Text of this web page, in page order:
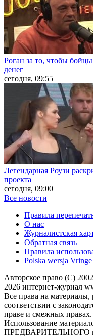
Роган за то, чтобы
денег
сегодня, 09:55
Легендарная Роузи
проекта
сегодня, 09:00
Все новости
Правила
О нас
Журналистская
Обратная связь
Правила
Polska wersja Vringe
Авторское право (С)
2026 интернет-журнал
Все права на материалы,
соответствии с
праве и смежных правах.
Использование
ПРЕДВАРИТЕЛЬНОГО